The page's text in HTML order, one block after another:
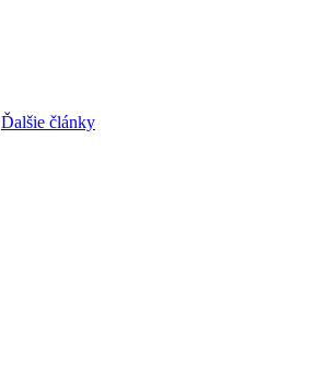
Ďalšie články